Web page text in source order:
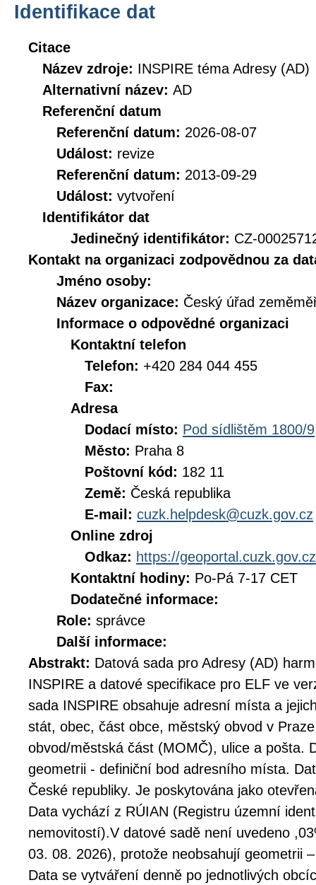
Identifikace dat
Citace
Název zdroje: INSPIRE téma Adresy (AD)
Alternativní název: AD
Referenční datum
Referenční datum: 2026-08-07
Událost: revize
Referenční datum: 2013-09-29
Událost: vytvoření
Identifikátor dat
Jedinečný identifikátor: CZ-
Kontakt na organizaci zodpovědnou za
Jméno osoby:
Název organizace: Český úřad
Informace o odpovědné organizaci
Kontaktní telefon
Telefon: +420 284 044 455
Fax:
Adresa
Dodací místo: Pod sídlištěm 1800/9
Město: Praha 8
Poštovní kód: 182 11
Země: Česká republika
E-mail: cuzk.helpdesk@cuzk.gov.cz
Online zdroj
Odkaz: https://geoportal.cuzk.gov.cz
Kontaktní hodiny: Po-Pá 7-17 CET
Dodatečné informace:
Role: správce
Další informace:
Abstrakt: Datová sada pro Adresy (AD)
INSPIRE a datové specifikace pro ELF ve
sada INSPIRE obsahuje adresní místa a
stát, obec, část obce, městský obvod v
obvod/městská část (MOMČ), ulice a pošta.
geometrii - definiční bod adresního místa.
České republiky. Je poskytována jako
Data vychází z RÚIAN (Registru územní
nemovitostí).V datové sadě není uvedeno
03. 08. 2026), protože neobsahují geometrii
Data se vytváření denně po jednotlivých